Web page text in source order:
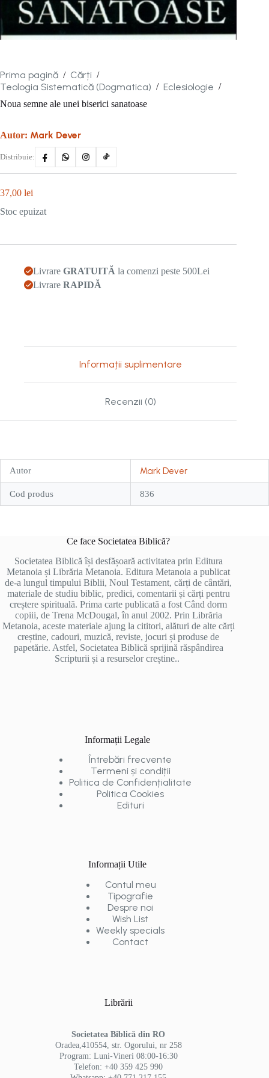
Prima pagină / Cărți /
Teologia Sistematică (Dogmatica) / Eclesiologie /
Noua semne ale unei biserici sanatoase
Autor: Mark Dever
Distribuie:
37,00 lei
Stoc epuizat
Livrare GRATUITĂ la comenzi peste 500Lei
Livrare RAPIDĂ
Informații suplimentare
Recenzii (0)
Autor Mark Dever
Cod produs 836
Ce face Societatea Biblică?
Societatea Biblică își desfășoară activitatea prin Editura
Metanoia și Librăria Metanoia. Editura Metanoia a publicat
de-a lungul timpului Biblii, Noul Testament, cărți de cântări,
materiale de studiu biblic, predici, comentarii și cărți pentru
creștere spirituală. Prima carte publicată a fost Când dorm
copiii, de Trena McDougal, în anul 2002. Prin Librăria
Metanoia, aceste materiale ajung la cititori, alături de alte cărți
creștine, cadouri, muzică, reviste, jocuri și produse de
papetărie. Astfel, Societatea Biblică sprijină răspândirea
Scripturii și a resurselor creștine..
Informații Legale
Întrebări frecvente
Termeni și condiții
Politica de Confidențialitate
Politica Cookies
Edituri
Informații Utile
Contul meu
Tipografie
Despre noi
Wish List
Weekly specials
Contact
Librării
Societatea Biblică din RO
Oradea,410554, str. Ogorului, nr 258
Program: Luni-Vineri 08:00-16:30
Telefon: +40 359 425 990